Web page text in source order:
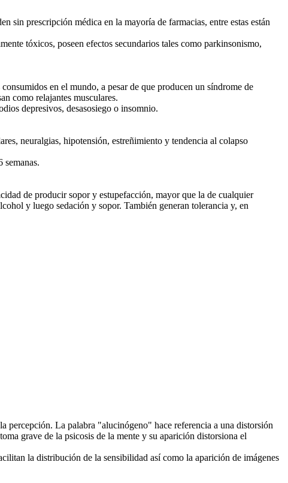
sin prescripción médica en la mayoría de farmacias, entre estas están
tóxicos, poseen efectos secundarios tales como parkinsonismo,
en el mundo, a pesar de que producen un síndrome de
como relajantes musculares.
depresivos, desasosiego o insomnio.
neuralgias, hipotensión, estreñimiento y tendencia al colapso
semanas.
de producir sopor y estupefacción, mayor que la de cualquier
y luego sedación y sopor. También generan tolerancia y, en
percepción. La palabra "alucinógeno" hace referencia a una distorsión
grave de la psicosis de la mente y su aparición distorsiona el
la distribución de la sensibilidad así como la aparición de imágenes